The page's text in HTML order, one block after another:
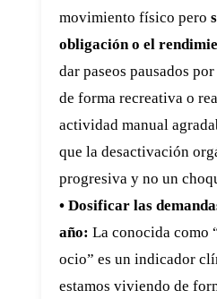
movimiento físico pero
obligación o el
dar paseos pausados
de forma recreativa o
actividad manual
que la desactivación
progresiva y no un
• Dosificar las
año: La conocida como
ocio” es un indicador
estamos viviendo de